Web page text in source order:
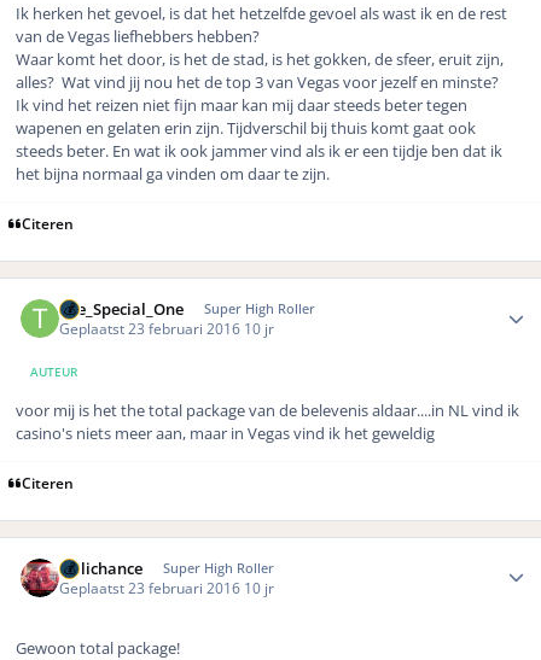
Ik herken het gevoel, is dat het hetzelfde gevoel als wast ik en de rest
van de Vegas liefhebbers hebben?
Waar komt het door, is het de stad, is het gokken, de sfeer, eruit zijn,
alles? Wat vind jij nou het de top 3 van Vegas voor jezelf en minste?
Ik vind het reizen niet fijn maar kan mij daar steeds beter tegen
wapenen en gelaten erin zijn. Tijdverschil bij thuis komt gaat ook
steeds beter. En wat ik ook jammer vind als ik er een tijdje ben dat ik
het bijna normaal ga vinden om daar te zijn.
Citeren
The_Special_One Super High Roller
Geplaatst 23 februari 2016 10 jr
AUTEUR
voor mij is het the total package van de belevenis aldaar....in NL vind ik
casino's niets meer aan, maar in Vegas vind ik het geweldig
Citeren
Hillichance Super High Roller
Geplaatst 23 februari 2016 10 jr
Gewoon total package!